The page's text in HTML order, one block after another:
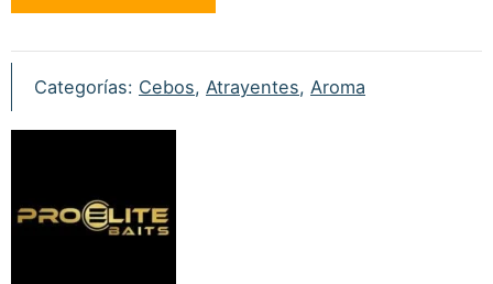
Bloody
Oils
Categorías: Cebos, Atrayentes, Aroma